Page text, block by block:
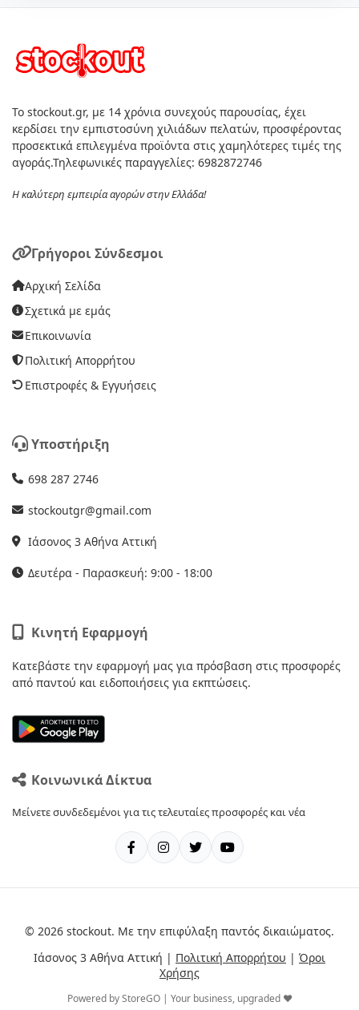
Το stockout.gr, με 14 χρόνια συνεχούς παρουσίας, έχει
κερδίσει την εμπιστοσύνη χιλιάδων πελατών, προσφέροντας
προσεκτικά επιλεγμένα προϊόντα στις χαμηλότερες τιμές της
αγοράς.Τηλεφωνικές παραγγελίες: 6982872746
Η καλύτερη εμπειρία αγορών στην Ελλάδα!
Γρήγοροι Σύνδεσμοι
Αρχική Σελίδα
Σχετικά με εμάς
Επικοινωνία
Πολιτική Απορρήτου
Επιστροφές & Εγγυήσεις
Υποστήριξη
698 287 2746
stockoutgr@gmail.com
Ιάσονος 3 Αθήνα Αττική
Δευτέρα - Παρασκευή: 9:00 - 18:00
Κινητή Εφαρμογή
Κατεβάστε την εφαρμογή μας για πρόσβαση στις προσφορές
από παντού και ειδοποιήσεις για εκπτώσεις.
Κοινωνικά Δίκτυα
Μείνετε συνδεδεμένοι για τις τελευταίες προσφορές και νέα
© 2026 stockout. Με την επιφύλαξη παντός δικαιώματος.
Ιάσονος 3 Αθήνα Αττική | Πολιτική Απορρήτου | Όροι
Χρήσης
Powered by StoreGO | Your business, upgraded ❤️